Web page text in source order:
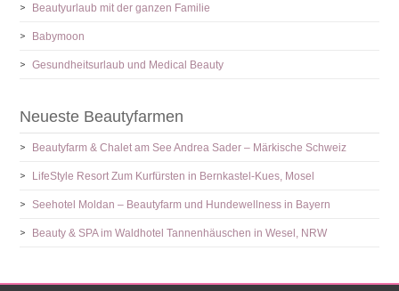
Beautyurlaub mit der ganzen Familie
Babymoon
Gesundheitsurlaub und Medical Beauty
Neueste Beautyfarmen
Beautyfarm & Chalet am See Andrea Sader – Märkische Schweiz
LifeStyle Resort Zum Kurfürsten in Bernkastel-Kues, Mosel
Seehotel Moldan – Beautyfarm und Hundewellness in Bayern
Beauty & SPA im Waldhotel Tannenhäuschen in Wesel, NRW